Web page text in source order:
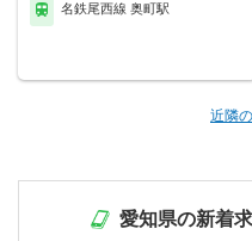
名鉄尾西線 奥町駅
近隣
愛知県の新着